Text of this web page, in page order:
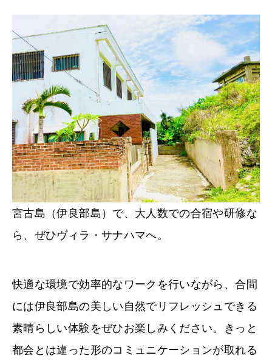
宮古島（伊良部島）で、大人数での合宿や研修な
ら、ぜひヴィラ・サナハマへ。
快適な環境で効率的なワークを行いながら、合間
には伊良部島の美しい自然でリフレッシュできる
素晴らしい体験をぜひお楽しみください。きっと
都会とは違った形のコミュニケーションが取れる